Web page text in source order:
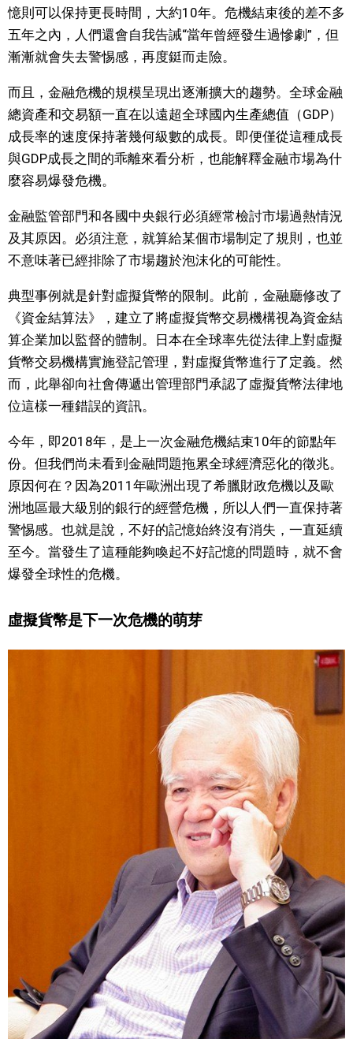
憶則可以保持更長時間，大約10年。危機結束後的差不多
五年之內，人們還會自我告誡“當年曾經發生過慘劇”，但
漸漸就會失去警惕感，再度鋌而走險。
而且，金融危機的規模呈現出逐漸擴大的趨勢。全球金融
總資產和交易額一直在以遠超全球國內生產總值（GDP）
成長率的速度保持著幾何級數的成長。即便僅從這種成長
與GDP成長之間的乖離來看分析，也能解釋金融市場為什
麼容易爆發危機。
金融監管部門和各國中央銀行必須經常檢討市場過熱情況
及其原因。必須注意，就算給某個市場制定了規則，也並
不意味著已經排除了市場趨於泡沫化的可能性。
典型事例就是針對虛擬貨幣的限制。此前，金融廳修改了
《資金結算法》，建立了將虛擬貨幣交易機構視為資金結
算企業加以監督的體制。日本在全球率先從法律上對虛擬
貨幣交易機構實施登記管理，對虛擬貨幣進行了定義。然
而，此舉卻向社會傳遞出管理部門承認了虛擬貨幣法律地
位這樣一種錯誤的資訊。
今年，即2018年，是上一次金融危機結束10年的節點年
份。但我們尚未看到金融問題拖累全球經濟惡化的徵兆。
原因何在？因為2011年歐洲出現了希臘財政危機以及歐
洲地區最大級別的銀行的經營危機，所以人們一直保持著
警惕感。也就是說，不好的記憶始終沒有消失，一直延續
至今。當發生了這種能夠喚起不好記憶的問題時，就不會
爆發全球性的危機。
虛擬貨幣是下一次危機的萌芽